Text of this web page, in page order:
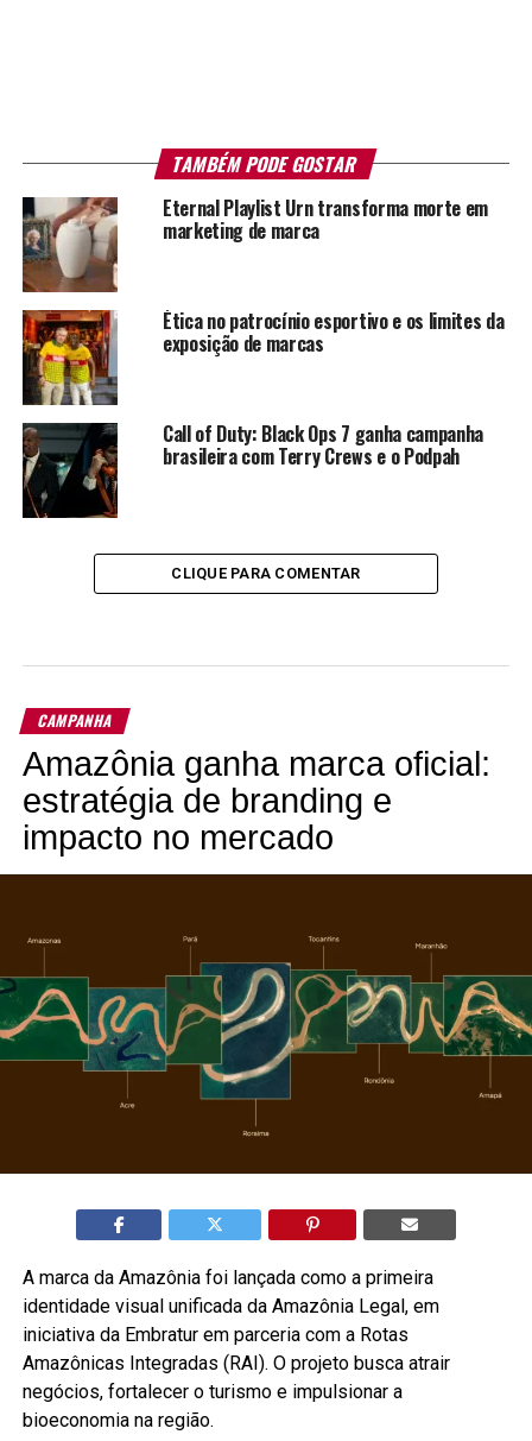
TAMBÉM PODE GOSTAR
Eternal Playlist Urn transforma morte em
marketing de marca
Ética no patrocínio esportivo e os limites da
exposição de marcas
Call of Duty: Black Ops 7 ganha campanha
brasileira com Terry Crews e o Podpah
CLIQUE PARA COMENTAR
CAMPANHA
Amazônia ganha marca oficial:
estratégia de branding e
impacto no mercado
A marca da Amazônia foi lançada como a primeira
identidade visual unificada da Amazônia Legal, em
iniciativa da Embratur em parceria com a Rotas
Amazônicas Integradas (RAI). O projeto busca atrair
negócios, fortalecer o turismo e impulsionar a
bioeconomia na região.